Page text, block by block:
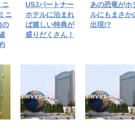
ニ
ニ
の
USJパートナー
ホテルに泊まれ
ば嬉しい特典が
盛りだくさん！
あの恐竜がホ
ルにもまさか
出現!?